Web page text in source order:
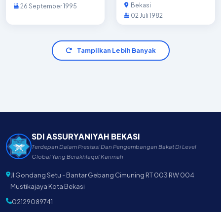
26 September 1995
Bekasi
02 Juli 1982
Tampilkan Lebih Banyak
SDI ASSURYANIYAH BEKASI
Terdepan Dalam Prestasi Dan Pengembangan Bakat Di Level
Global Yang Berakhlaqul Karimah
Jl Gondang Setu - Bantar Gebang Cimuning RT 003 RW 004
Mustikajaya Kota Bekasi
02129089741